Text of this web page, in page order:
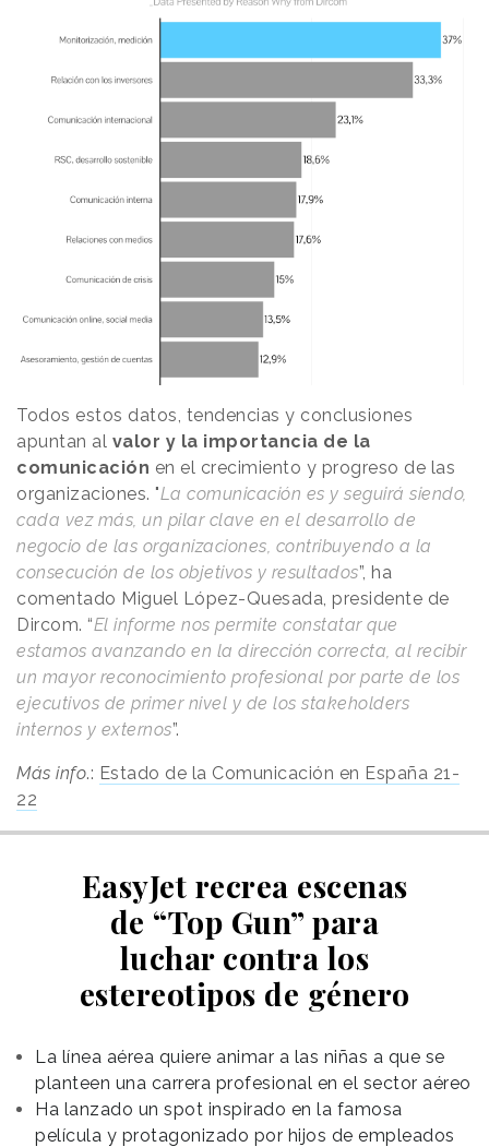
Todos estos datos, tendencias y conclusiones
apuntan al valor y la importancia de la
comunicación en el crecimiento y progreso de las
organizaciones. "La comunicación es y seguirá siendo,
cada vez más, un pilar clave en el desarrollo de
negocio de las organizaciones, contribuyendo a la
consecución de los objetivos y resultados”, ha
comentado Miguel López-Quesada, presidente de
Dircom. “El informe nos permite constatar que
estamos avanzando en la dirección correcta, al recibir
un mayor reconocimiento profesional por parte de los
ejecutivos de primer nivel y de los stakeholders
internos y externos”.
Más info.: Estado de la Comunicación en España 21-
22
EasyJet recrea escenas
de “Top Gun” para
luchar contra los
estereotipos de género
La línea aérea quiere animar a las niñas a que se
planteen una carrera profesional en el sector aéreo
Ha lanzado un spot inspirado en la famosa
película y protagonizado por hijos de empleados